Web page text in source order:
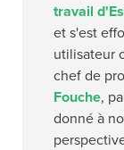
travail
et s'est
utilisateur
chef de
Fouche,
donné à